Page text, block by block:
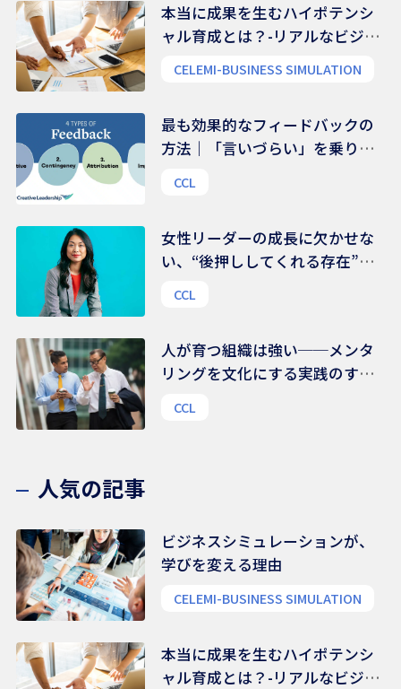
本当に成果を生むハイポテンシ
ャル育成とは？-リアルなビジネ
CELEMI-BUSINESS SIMULATION
最も効果的なフィードバックの
方法｜「言いづらい」を乗り越
CCL
女性リーダーの成長に欠かせな
い、“後押ししてくれる存在”の
CCL
人が育つ組織は強い──メンタ
リングを文化にする実践のすす
CCL
人気の記事
ビジネスシミュレーションが、
学びを変える理由
CELEMI-BUSINESS SIMULATION
本当に成果を生むハイポテンシ
ャル育成とは？-リアルなビジネ